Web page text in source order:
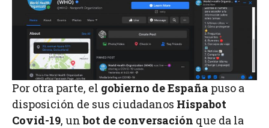
Por otra parte, el gobierno de España puso a
disposición de sus ciudadanos Hispabot
Covid-19, unbot de conversación que da la